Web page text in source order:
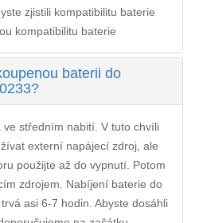
zjistili kompatibilitu baterie
kompatibilitu baterie
baterii do
středním nabití. V tuto chvíli
externí napájecí zdroj, ale
použijte až do vypnutí. Potom
zdrojem. Nabíjení baterie do
trvá asi 6-7 hodin. Abyste dosáhli